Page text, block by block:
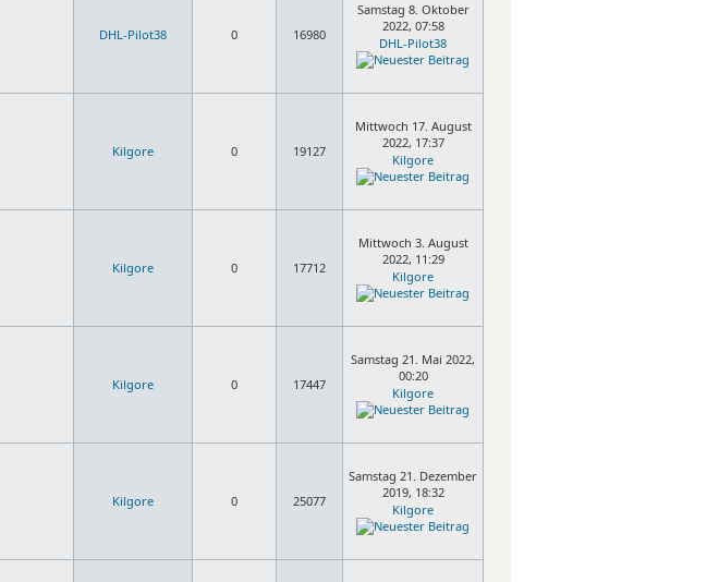
DHL-Pilot38 0 16980
Samstag 8. Oktober
2022, 07:58
DHL-Pilot38
Kilgore 0 19127
Mittwoch 17. August
2022, 17:37
Kilgore
Kilgore 0 17712
Mittwoch 3. August
2022, 11:29
Kilgore
Kilgore 0 17447
Samstag 21. Mai 2022,
00:20
Kilgore
Kilgore 0 25077
Samstag 21. Dezember
2019, 18:32
Kilgore